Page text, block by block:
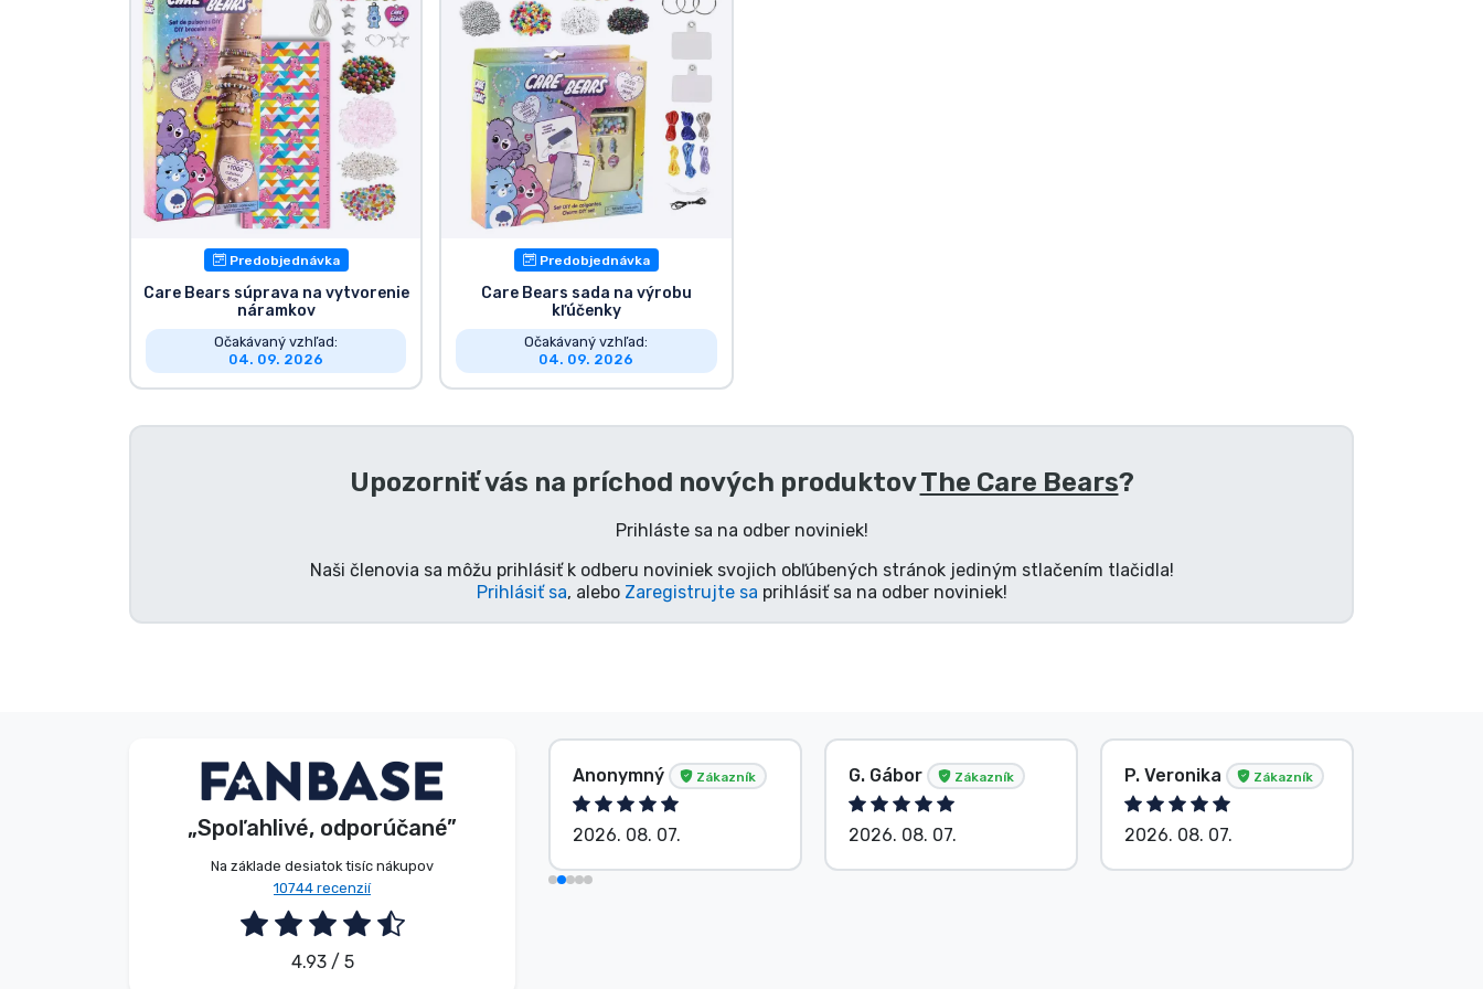
Predobjednávka
Care Bears súprava na vytvorenie
náramkov
Očakávaný vzhľad:
04. 09. 2026
Predobjednávka
Care Bears sada na výrobu
kľúčenky
Očakávaný vzhľad:
04. 09. 2026
Upozorniť vás na príchod nových produktovThe Care Bears?
Prihláste sa na odber noviniek!
Naši členovia sa môžu prihlásiť k odberu noviniek svojich obľúbených stránok jediným stlačením tlačidla!
Prihlásiť sa, alebo Zaregistrujte sa prihlásiť sa na odber noviniek!
„Spoľahlivé, odporúčané”
Na základe desiatok tisíc nákupov
10744 recenzií
4.93 / 5
Anonymný Zákazník
2026. 08. 07.
Anonymný Zákazník
2026. 08. 07.
G. Gábor Zákazník
2026. 08. 07.
P. Veronika Zákazník
2026. 08. 07.
Zoradiť podľa série
Zoradiť podľa filmov
Zoradiť podľa karikatúry
Zoradiť podľa Anime
Zoradiť podľa hier
Zoradiť podľa športu